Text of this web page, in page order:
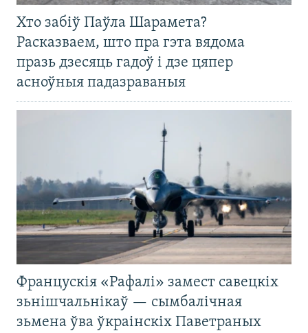
Хто забіў Паўла Шарамета?
Расказваем, што пра гэта вядома
празь дзесяць гадоў і дзе цяпер
асноўныя падазраваныя
Францускія «Рафалі» замест савецкіх
зьнішчальнікаў — сымбалічная
зьмена ўва ўкраінскіх Паветраных